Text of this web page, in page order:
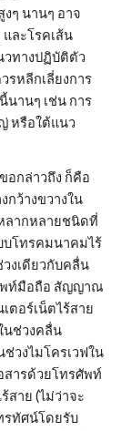
ๆ นานๆ อาจ
ละโรคเส้น
วทางปฏิบัติตัว
รหลีกเลี่ยงการ
นานๆ เช่น การ
หรือใต้แนว
อกล่าวถึง ก็คือ
ว้างขวางใน
ลากหลายชนิดที่
โทรคมนาคมไร้
งเดียวกับคลื่น
พท์มือถือ สัญญาณ
อร์เน็ตไร้สาย
นช่วงคลื่น
วงไมโครเวฟใน
ารด้วยโทรศัพท์
สาย (ไม่ว่าจะ
รทัศน์โดยรับ